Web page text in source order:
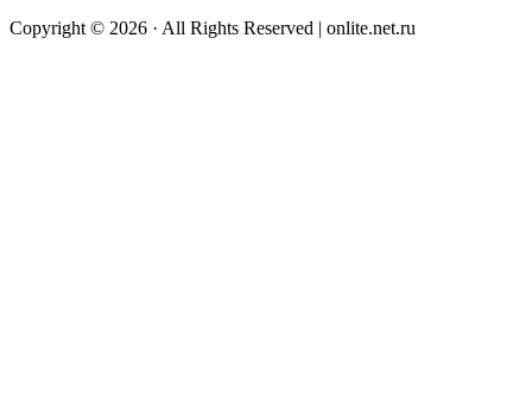
Copyright © 2026 · All Rights Reserved | onlite.net.ru